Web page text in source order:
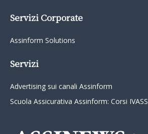
Servizi Corporate
Assinform Solutions
Servizi
Advertising sui canali Assinform
Scuola Assicurativa Assinform: Corsi IVASS